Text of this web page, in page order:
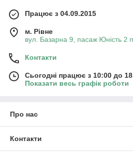
Працює з 04.09.2015
м. Рівне
вул. Базарна 9, пасаж Юність 2
Контакти
Сьогодні працює з 10:00 до
Показати весь графік роботи
Про нас
Контакти